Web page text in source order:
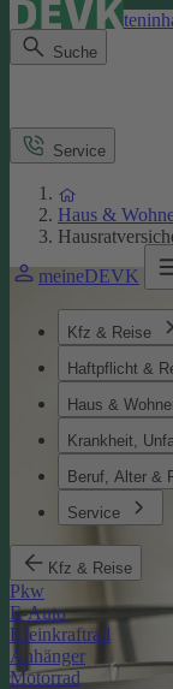
Direkt zum
Suche
meineDEVK
Kfz & Reise
Haftpflicht &
Haus &
Krankheit,
Beruf, Alter &
Service
Kfz & Reise
Pkw
E-Auto
Kleinkraftrad
Anhänger
Motorrad
Service
Haus &